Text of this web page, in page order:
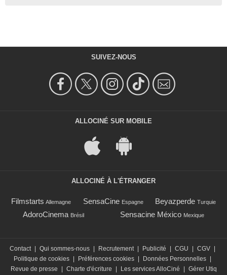
SUIVEZ-NOUS
ALLOCINÉ SUR MOBILE
ALLOCINÉ À L'ÉTRANGER
Filmstarts Allemagne SensaCine Espagne Beyazperde Turquie
AdoroCinema Brésil Sensacine México Mexique
Contact Qui sommes-nous Recrutement Publicité CGU CGV
Politique de cookies
Préférences cookies Données Personnelles
Revue de presse
Charte d'écriture Les services AlloCiné Gérer Utiq